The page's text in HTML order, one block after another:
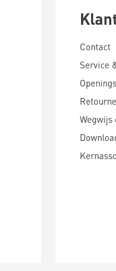
Contact
Service
Wegwijs